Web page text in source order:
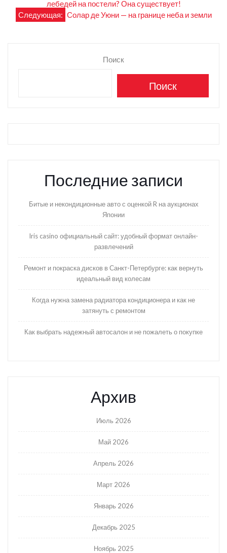
по
лебедей на постели? Она существует!
Следующая: Солар де Уюни — на границе неба и земли
Поиск
Поиск
Последние записи
Битые и некондиционные авто с оценкой R на аукционах
Японии
Iris casino официальный сайт: удобный формат онлайн-
развлечений
Ремонт и покраска дисков в Санкт-Петербурге: как вернуть
идеальный вид колесам
Когда нужна замена радиатора кондиционера и как не
затянуть с ремонтом
Как выбрать надежный автосалон и не пожалеть о покупке
Архив
Июль 2026
Май 2026
Апрель 2026
Март 2026
Январь 2026
Декабрь 2025
Ноябрь 2025